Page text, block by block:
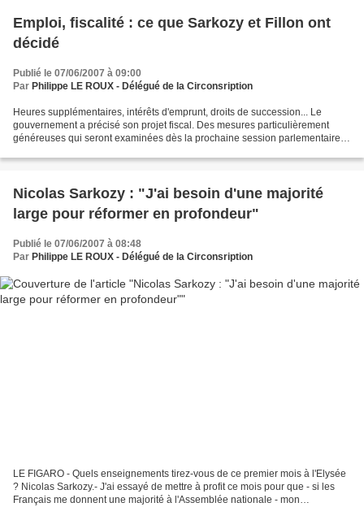
Emploi, fiscalité : ce que Sarkozy et Fillon ont
décidé
Publié le 07/06/2007 à 09:00
Par Philippe LE ROUX - Délégué de la Circonsription
Heures supplémentaires, intérêts d'emprunt, droits de succession... Le
gouvernement a précisé son projet fiscal. Des mesures particulièrement
généreuses qui seront examinées dès la prochaine session parlementaire.
Nicolas Sarkozy : "J'ai besoin d'une majorité
large pour réformer en profondeur"
Publié le 07/06/2007 à 08:48
Par Philippe LE ROUX - Délégué de la Circonsription
LE FIGARO - Quels enseignements tirez-vous de ce premier mois à l'Elysée
? Nicolas Sarkozy.- J'ai essayé de mettre à profit ce mois pour que - si les
Français me donnent une majorité à l'Assemblée nationale - mon